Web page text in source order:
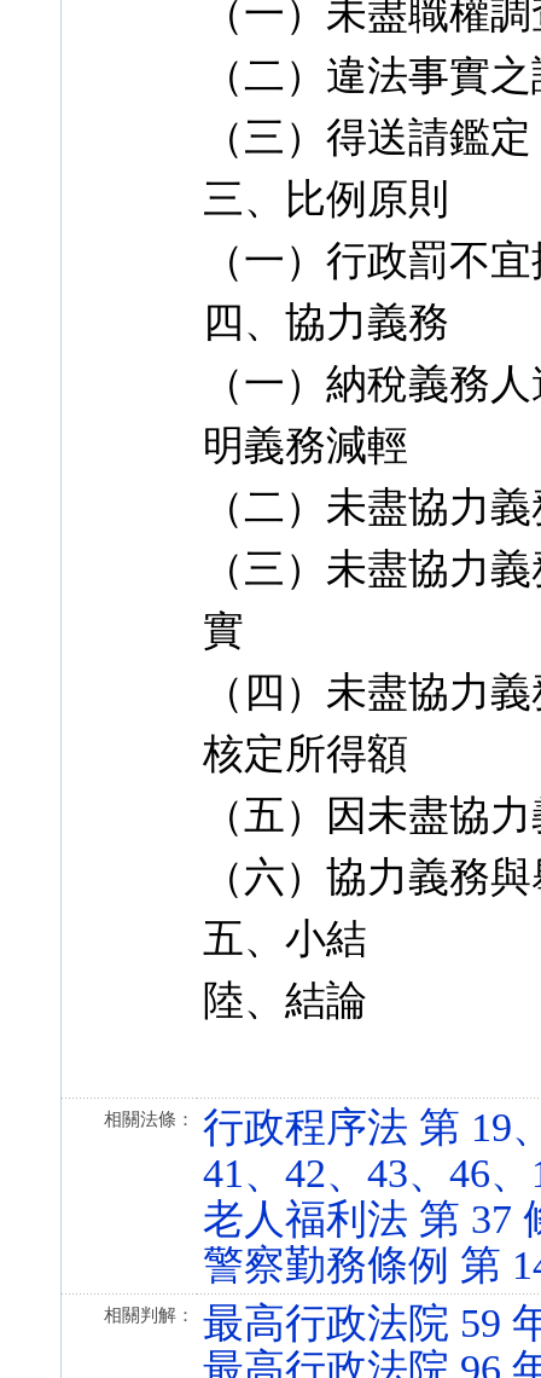
（一）未盡職權
（二）違法事實
（三）得送請鑑定
三、比例原則
（一）行政罰不
四、協力義務
（一）納稅義務
明義務減輕
（二）未盡協力
（三）未盡協力
實
（四）未盡協力
核定所得額
（五）因未盡協
（六）協力義務
五、小結
陸、結論
相關法條：
行政程序法 第 19
41、42、43、46
老人福利法 第 37
警察勤務條例 第
相關判解：
最高行政法院 59
最高行政法院 96